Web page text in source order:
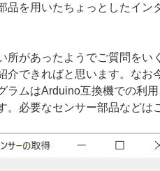
品を用いたちょっとしたイン
所があったようでご質問をい
介できればと思います。なお
ラムはArduino互換機での利用
。必要なセンサー部品などは